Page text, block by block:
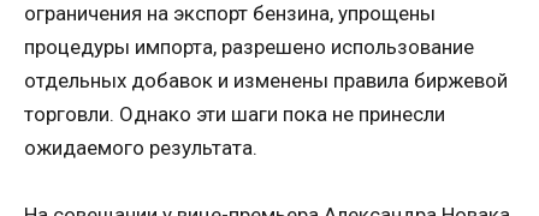
ограничения на экспорт бензина, упрощены
процедуры импорта, разрешено использование
отдельных добавок и изменены правила биржевой
торговли. Однако эти шаги пока не принесли
ожидаемого результата.